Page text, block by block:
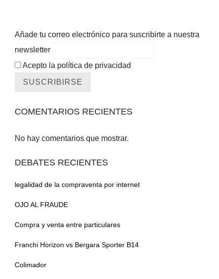
Añade tu correo electrónico para suscribirte a nuestra
newsletter
Acepto la política de privacidad
COMENTARIOS RECIENTES
No hay comentarios que mostrar.
DEBATES RECIENTES
legalidad de la compraventa por internet
OJO AL FRAUDE
Compra y venta entre particulares
Franchi Horizon vs Bergara Sporter B14
Colimador